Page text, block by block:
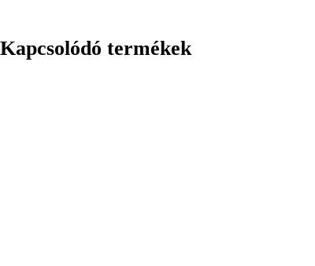
Kapcsolódó termékek